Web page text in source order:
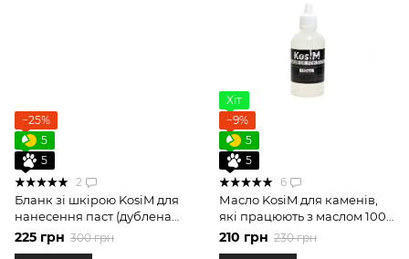
−25%
5
5
2
Бланк зі шкірою KosiM для
нанесення паст (дублена
сторона)
225 грн 300 грн
Хіт
−9%
5
5
6
Масло KosiM для каменів,
які працюють з маслом 100
мл
210 грн 230 грн